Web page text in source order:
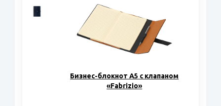
Бизнес-блокнот А5 с клапаном
«Fabrizio»